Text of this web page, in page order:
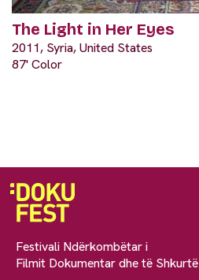
The Light in Her Eyes
2011, Syria, United States
87' Color
Festivali Ndërkombëtar i
Filmit Dokumentar dhe të Shkurtë